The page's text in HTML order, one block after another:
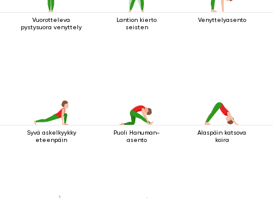
Vuorotteleva
pystysuora venyttely
Lantion kierto
seisten
Venyttelyasento
Syvä askelkyykky
eteenpäin
Puoli Hanuman-
asento
Alaspäin katsova
koira